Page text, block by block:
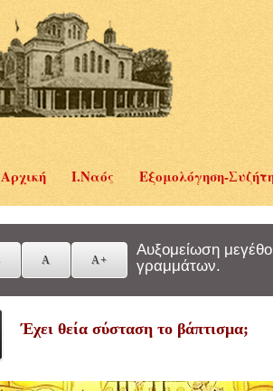
Αρχική Ι.Ναός Εξομολόγηση-
Αυξομείωση
γραμμάτων.
Έχει θεία σύσταση το βάπτισμα;